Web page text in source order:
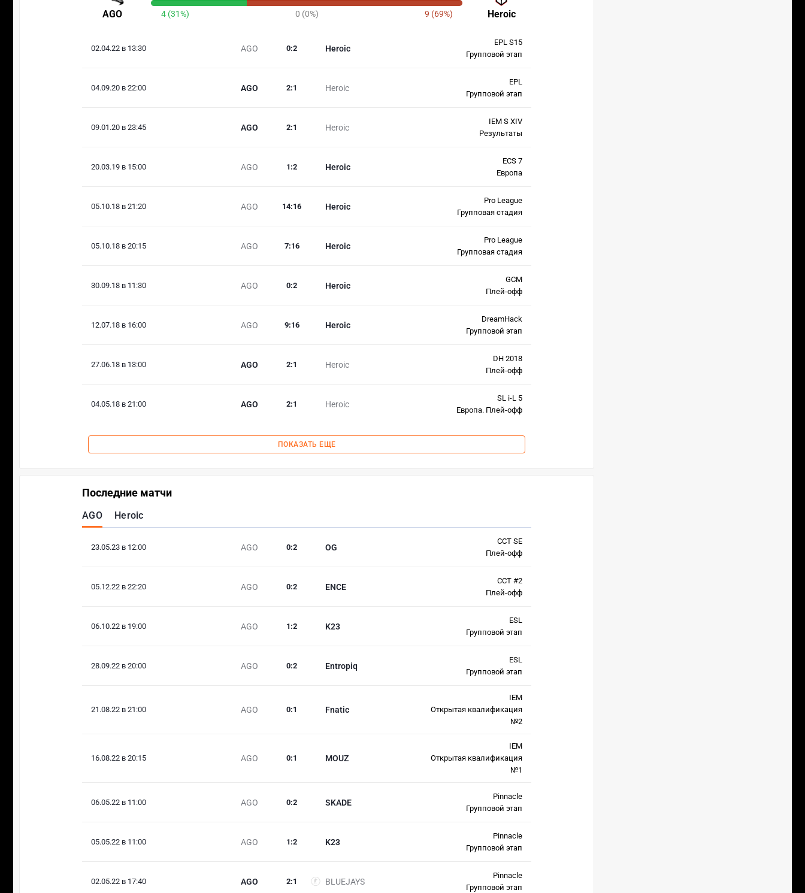
AGO Heroic
4 (31%) 0 (0%) 9 (69%)
02.04.22 в 13:30 AGO Heroic
0:2
EPL S15
Групповой этап
04.09.20 в 22:00 AGO Heroic
2:1
EPL
Групповой этап
09.01.20 в 23:45 AGO Heroic
2:1
IEM S XIV
Результаты
20.03.19 в 15:00 AGO Heroic
1 :2
ECS 7
Европа
05.10.18 в 21:20 AGO Heroic
14:16
Pro League
Групповая стадия
05.10.18 в 20:15 AGO Heroic
7:16
Pro League
Групповая стадия
30.09.18 в 11:30 AGO Heroic
0:2
GCM
Плей-офф
12.07.18 в 16:00 AGO Heroic
9:16
DreamHack
Групповой этап
27.06.18 в 13:00 AGO Heroic
2:1
DH 2018
Плей-офф
04.05.18 в 21:00 AGO Heroic
2:1
SL i-L 5
Европа. Плей-офф
ПОКАЗАТЬ ЕЩЕ
Последние матчи
AGO Heroic
23.05.23 в 12:00 AGO OG
0:2
CCT SE
Плей-офф
05.12.22 в 22:20 AGO ENCE
0:2
CCT #2
Плей-офф
06.10.22 в 19:00 AGO K23
1 :2
ESL
Групповой этап
28.09.22 в 20:00 AGO Entropiq
0:2
ESL
Групповой этап
21.08.22 в 21:00 AGO Fnatic
0:1
IEM
Открытая квалификация
№2
16.08.22 в 20:15 AGO MOUZ
0:1
IEM
Открытая квалификация
№1
06.05.22 в 11:00 AGO SKADE
0:2
Pinnacle
Групповой этап
05.05.22 в 11:00 AGO K23
1 :2
Pinnacle
Групповой этап
02.05.22 в 17:40 AGO BLUEJAYS
2:1
Pinnacle
Групповой этап